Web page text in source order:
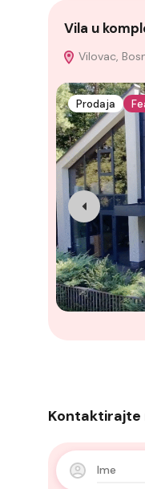
Vila u
Vilovac,
Prodaja
Kontaktirajte